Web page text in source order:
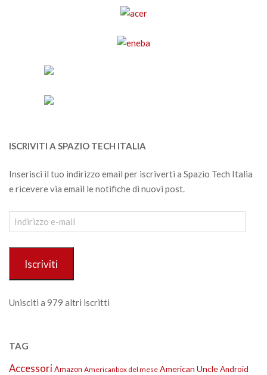
ISCRIVITI A SPAZIO TECH ITALIA
Inserisci il tuo indirizzo email per iscriverti a Spazio Tech Italia
e ricevere via email le notifiche di nuovi post.
Indirizzo
e-
Iscriviti
Unisciti a 979 altri iscritti
TAG
AccessoriAmazon Americanbox del mese American UncleAndroid